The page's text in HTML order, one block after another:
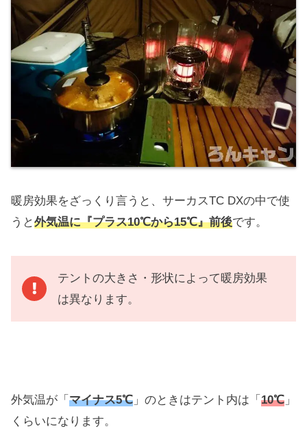
暖房効果をざっくり言うと、サーカスTC DXの中で使
うと外気温に『プラス10℃から15℃』前後です。
テントの大きさ・形状によって暖房効果
は異なります。
外気温が「 マイナス5℃ 」のときはテント内は「 10℃ 」
くらいになります。